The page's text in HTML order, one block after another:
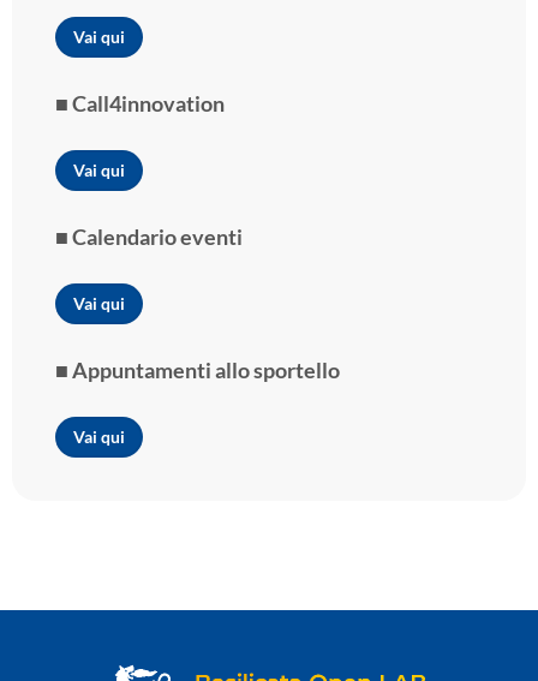
Vai qui
■ Call4innovation
Vai qui
■ Calendario eventi
Vai qui
■ Appuntamenti allo sportello
Vai qui